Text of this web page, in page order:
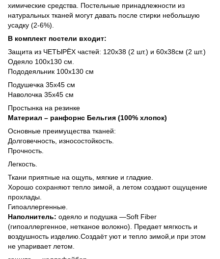
химические средства. Постельные принадлежности из
натуральных тканей могут давать после стирки небольшую
усадку (2-6%).
В комплект постели входит:
Защита из ЧЕТЫРЁХ частей: 120х38 (2 шт.) и 60х38см (2 шт.)
Одеяло 100х130 см.
Пододеяльник 100х130 см
Подушечка 35х45 см
Наволочка 35х45 см
Простынка на резинке
Материал – ранфорнс Бельгия (100% хлопок)
Основные преимущества тканей:
Долговечность, износостойкость.
Прочность.
Легкость.
Ткани приятные на ощупь, мягкие и гладкие.
Хорошо сохраняют тепло зимой, а летом создают ощущение
прохлады.
Гипоаллергенные.
Наполнитель: одеяло и подушка —Soft Fiber
(гипоаллергенное, нетканое волокно). Предает мягкость и
воздушность изделию.Создаёт уют и тепло зимой,и при этом
не упаривает летом.